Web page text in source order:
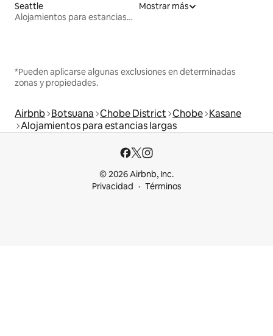
Seattle
Alojamientos para estancias largas
Mostrar más
*Pueden aplicarse algunas exclusiones en determinadas
zonas y propiedades.
Airbnb Botsuana Chobe District Chobe Kasane
Alojamientos para estancias largas
© 2026 Airbnb, Inc.
Privacidad
Términos